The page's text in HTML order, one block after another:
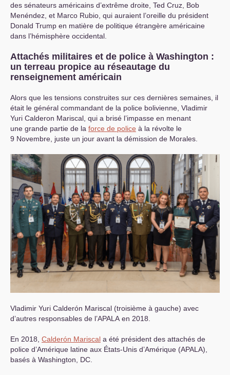
des sénateurs américains d’extrême droite, Ted Cruz, Bob
Menéndez, et Marco Rubio, qui auraient l’oreille du président
Donald Trump en matière de politique étrangère américaine
dans l’hémisphère occidental.
Attachés militaires et de police à Washington :
un terreau propice au réseautage du
renseignement américain
Alors que les tensions construites sur ces dernières semaines, il
était le général commandant de la police bolivienne, Vladimir
Yuri Calderon Mariscal, qui a brisé l’impasse en menant
une grande partie de la force de police à la révolte le
9 Novembre, juste un jour avant la démission de Morales.
Vladimir Yuri Calderón Mariscal (troisième à gauche) avec
d’autres responsables de l’APALA en 2018.
En 2018, Calderón Mariscal a été président des attachés de
police d’Amérique latine aux États-Unis d’Amérique (APALA),
basés à Washington, DC